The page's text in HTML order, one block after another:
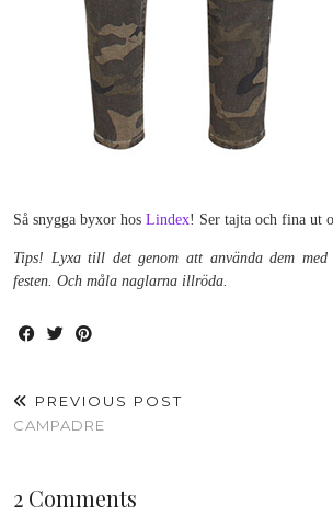
Så snygga byxor hos Lindex! Ser tajta och fina ut
Tips! Lyxa till det genom att använda dem
festen. Och måla naglarna illröda.
PREVIOUS POST
CAMPADRE
2 Comments